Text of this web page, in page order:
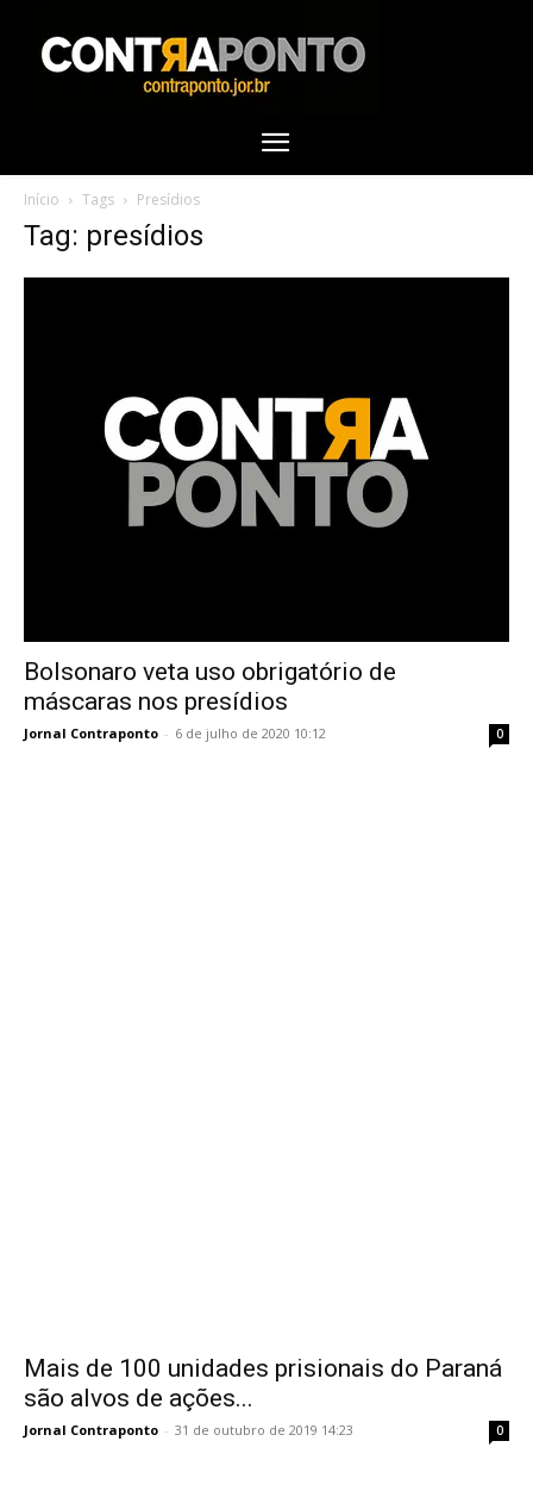
Início Tags Presídios
Tag: presídios
Bolsonaro veta uso obrigatório de
máscaras nos presídios
Jornal Contraponto - 6 de julho de 2020 10:12 0
Mais de 100 unidades prisionais do Paraná
são alvos de ações...
Jornal Contraponto - 31 de outubro de 2019 14:23 0